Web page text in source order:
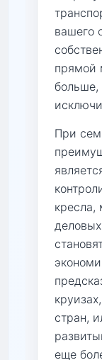
вашего
прямой
больше,
При
кресла,
стран,
еще